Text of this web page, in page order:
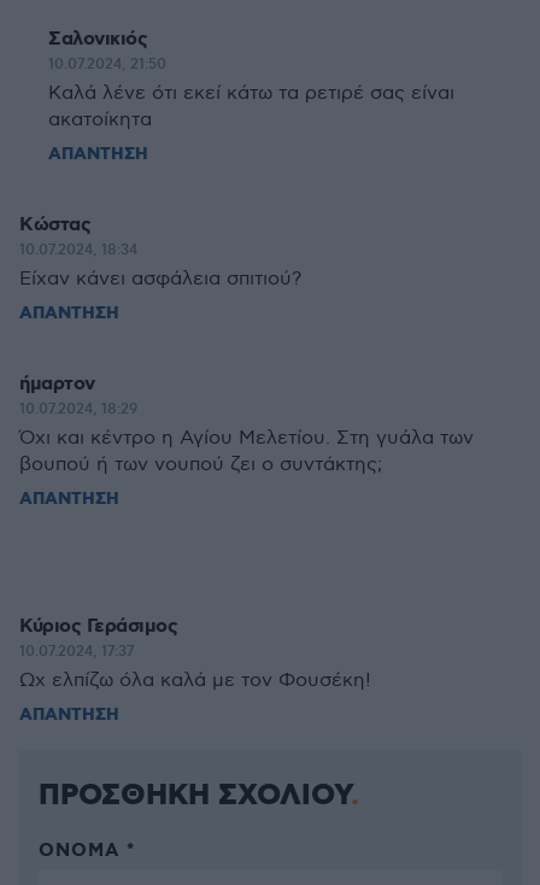
Σαλονικιός
10.07.2024, 21:50
Καλά λένε ότι εκεί κάτω τα ρετιρέ σας είναι
ακατοίκητα
ΑΠΑΝΤΗΣΗ
Κώστας
10.07.2024, 18:34
Είχαν κάνει ασφάλεια σπιτιού?
ΑΠΑΝΤΗΣΗ
ήμαρτον
10.07.2024, 18:29
Όχι και κέντρο η Αγίου Μελετίου. Στη γυάλα των
βουπού ή των νουπού ζει ο συντάκτης;
ΑΠΑΝΤΗΣΗ
Κύριος Γεράσιμος
10.07.2024, 17:37
Ωχ ελπίζω όλα καλά με τον Φουσέκη!
ΑΠΑΝΤΗΣΗ
ΠΡΟΣΘΗΚΗ ΣΧΟΛΙΟΥ
ΌΝΟΜΑ *